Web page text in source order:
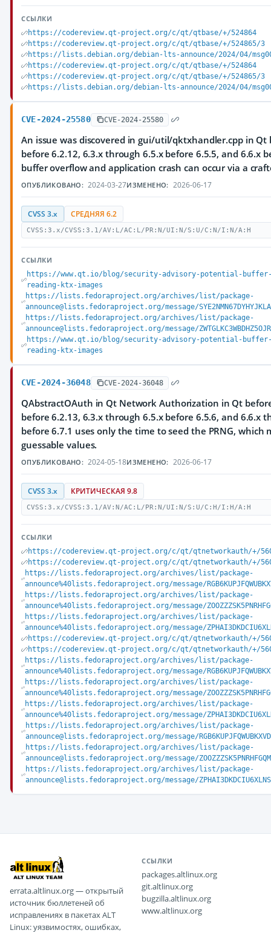
ССЫЛКИ
https://codereview.qt-project.org/c/qt/qtbase/+/524864
https://codereview.qt-project.org/c/qt/qtbase/+/524865/3
https://lists.debian.org/debian-lts-announce/2024/04/
https://codereview.qt-project.org/c/qt/qtbase/+/524864
https://codereview.qt-project.org/c/qt/qtbase/+/524865/3
https://lists.debian.org/debian-lts-announce/2024/04/
CVE-2024-25580 CVE-2024-25580
An issue was discovered in gui/util/qktxhandler.cpp in Qt
before 6.2.12, 6.3.x through 6.5.x before 6.5.5, and 6.6.x
buffer overflow and application crash can occur via a
ОПУБЛИКОВАНО: 2024-03-27ИЗМЕНЕНО: 2026-06-17
CVSS 3.x СРЕДНЯЯ 6.2
CVSS:3.x/CVSS:3.1/AV:L/AC:L/PR:N/UI:N/S:U/C:N/I:N/A:H
ССЫЛКИ
https://www.qt.io/blog/security-advisory-potential-buffer-
reading-ktx-images
https://lists.fedoraproject.org/archives/list/package-
announce@lists.fedoraproject.org/message/
https://lists.fedoraproject.org/archives/list/package-
announce@lists.fedoraproject.org/message/
https://www.qt.io/blog/security-advisory-potential-buffer-
reading-ktx-images
CVE-2024-36048 CVE-2024-36048
QAbstractOAuth in Qt Network Authorization in Qt
before 6.2.13, 6.3.x through 6.5.x before 6.5.6, and 6.6.x
before 6.7.1 uses only the time to seed the PRNG, which
guessable values.
ОПУБЛИКОВАНО: 2024-05-18ИЗМЕНЕНО: 2026-06-17
CVSS 3.x КРИТИЧЕСКАЯ 9.8
CVSS:3.x/CVSS:3.1/AV:N/AC:L/PR:N/UI:N/S:U/C:H/I:H/A:H
ССЫЛКИ
https://codereview.qt-project.org/c/qt/qtnetworkauth/+/
https://codereview.qt-project.org/c/qt/qtnetworkauth/+/
https://lists.fedoraproject.org/archives/list/package-
announce%40lists.fedoraproject.org/message/
https://lists.fedoraproject.org/archives/list/package-
announce%40lists.fedoraproject.org/message/
https://lists.fedoraproject.org/archives/list/package-
announce%40lists.fedoraproject.org/message/
https://codereview.qt-project.org/c/qt/qtnetworkauth/+/
https://codereview.qt-project.org/c/qt/qtnetworkauth/+/
https://lists.fedoraproject.org/archives/list/package-
announce%40lists.fedoraproject.org/message/
https://lists.fedoraproject.org/archives/list/package-
announce%40lists.fedoraproject.org/message/
https://lists.fedoraproject.org/archives/list/package-
announce%40lists.fedoraproject.org/message/
https://lists.fedoraproject.org/archives/list/package-
announce@lists.fedoraproject.org/message/
https://lists.fedoraproject.org/archives/list/package-
announce@lists.fedoraproject.org/message/
https://lists.fedoraproject.org/archives/list/package-
announce@lists.fedoraproject.org/message/
errata.altlinux.org — открытый
источник бюллетеней об
исправлениях в пакетах ALT
Linux: уязвимостях, ошибках,
ССЫЛКИ
packages.altlinux.org
git.altlinux.org
bugzilla.altlinux.org
www.altlinux.org